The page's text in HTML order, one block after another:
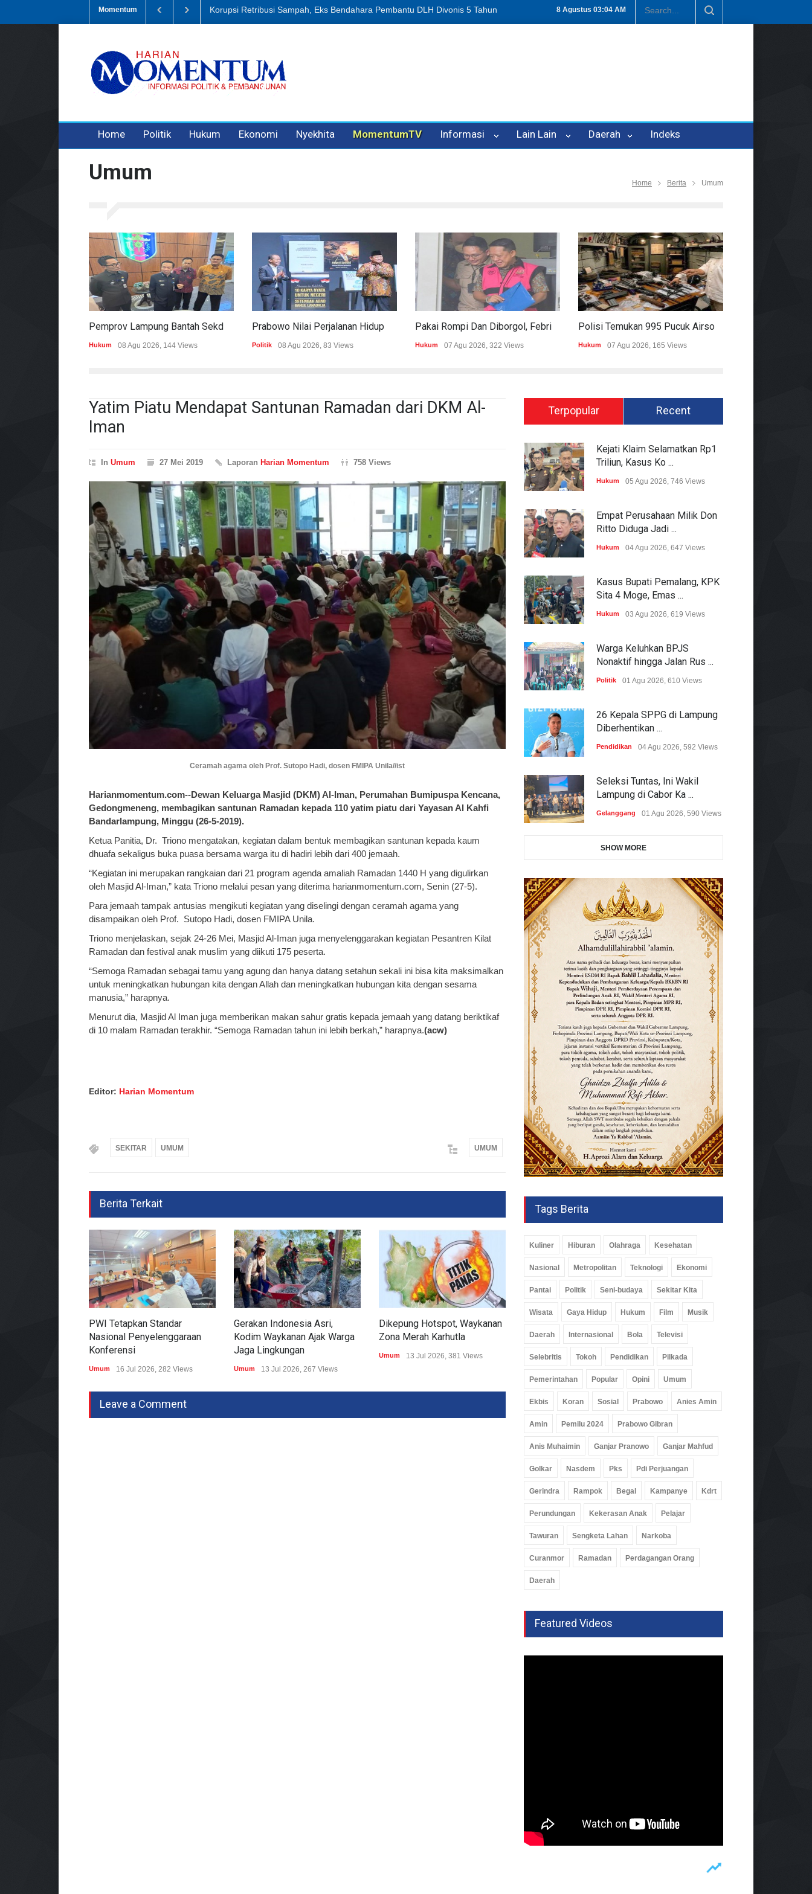
8 Agustus 03:04 AM
Momentum Korupsi Retribusi Sampah, Eks Bendahara Pembantu DLH Divonis 5 Tahun Dugaan Penipuan Oleh Oknum Kadis, Kuasa Hukum Pelapor Desak Polisi
Home Politik Hukum Ekonomi Nyekhita MomentumTV Informasi Lain Lain Daerah Indeks
Umum Home Berita Umum
Hukum 08 Agu 2026, 144 Views Politik 08 Agu 2026, 83 Views Hukum 07 Agu 2026, 322 Views Hukum 07 Agu 2026, 165 Views
Yatim Piatu Mendapat Santunan Ramadan dari DKM Al-
Iman
In Umum 27 Mei 2019 Laporan Harian Momentum 758 Views
Ceramah agama oleh Prof. Sutopo Hadi, dosen FMIPA Unila//ist
Harianmomentum.com--Dewan Keluarga Masjid (DKM) Al-Iman, Perumahan Bumipuspa Kencana,
Gedongmeneng, membagikan santunan Ramadan kepada 110 yatim piatu dari Yayasan Al Kahfi
Bandarlampung, Minggu (26-5-2019).
Ketua Panitia, Dr. Triono mengatakan, kegiatan dalam bentuk membagikan santunan kepada kaum
dhuafa sekaligus buka puasa bersama warga itu di hadiri lebih dari 400 jemaah.
“Kegiatan ini merupakan rangkaian dari 21 program agenda amaliah Ramadan 1440 H yang digulirkan
oleh Masjid Al-Iman,” kata Triono melalui pesan yang diterima harianmomentum.com, Senin (27-5).
Para jemaah tampak antusias mengikuti kegiatan yang diselingi dengan ceramah agama yang
disampaikan oleh Prof. Sutopo Hadi, dosen FMIPA Unila.
Triono menjelaskan, sejak 24-26 Mei, Masjid Al-Iman juga menyelenggarakan kegiatan Pesantren Kilat
Ramadan dan festival anak muslim yang diikuti 175 peserta.
“Semoga Ramadan sebagai tamu yang agung dan hanya datang setahun sekali ini bisa kita maksimalkan
untuk meningkatkan hubungan kita dengan Allah dan meningkatkan hubungan kita dengan sesama
manusia,” harapnya.
Menurut dia, Masjid Al Iman juga memberikan makan sahur gratis kepada jemaah yang datang beriktikaf
di 10 malam Ramadan terakhir. “Semoga Ramadan tahun ini lebih berkah,” harapnya.(acw)
Editor: Harian Momentum
SEKITAR UMUM UMUM
Berita Terkait
PWI Tetapkan Standar
Nasional Penyelenggaraan
Konferensi
Umum 16 Jul 2026, 282 Views
Gerakan Indonesia Asri,
Kodim Waykanan Ajak Warga
Jaga Lingkungan
Umum 13 Jul 2026, 267 Views
Dikepung Hotspot, Waykanan
Zona Merah Karhutla
Umum 13 Jul 2026, 381 Views
Aksi Bersihkan Curup Kereta
Umum 09 Jul 2026, 434 Views
Leave a Comment
Terpopular Recent
Kejati Klaim Selamatkan Rp1
Triliun, Kasus Ko ...
Hukum 05 Agu 2026, 746 Views
Empat Perusahaan Milik Don
Ritto Diduga Jadi ...
Hukum 04 Agu 2026, 647 Views
Kasus Bupati Pemalang, KPK
Sita 4 Moge, Emas ...
Hukum 03 Agu 2026, 619 Views
Warga Keluhkan BPJS
Nonaktif hingga Jalan Rus ...
Politik 01 Agu 2026, 610 Views
26 Kepala SPPG di Lampung
Diberhentikan ...
Pendidikan 04 Agu 2026, 592 Views
Seleksi Tuntas, Ini Wakil
Lampung di Cabor Ka ...
Gelanggang 01 Agu 2026, 590 Views
SHOW MORE
Tags Berita
Kuliner Hiburan Olahraga Kesehatan
Nasional Metropolitan Teknologi Ekonomi
Pantai Politik Seni-budaya Sekitar Kita
Wisata Gaya Hidup Hukum Film Musik
Daerah Internasional Bola Televisi
Selebritis Tokoh Pendidikan Pilkada
Pemerintahan Popular Opini Umum
Ekbis Koran Sosial Prabowo Anies Amin
Amin Pemilu 2024 Prabowo Gibran
Anis Muhaimin Ganjar Pranowo Ganjar Mahfud
Golkar Nasdem Pks Pdi Perjuangan
Gerindra Rampok Begal Kampanye Kdrt
Perundungan Kekerasan Anak Pelajar
Tawuran Sengketa Lahan Narkoba
Curanmor Ramadan Perdagangan Orang
Daerah
Featured Videos